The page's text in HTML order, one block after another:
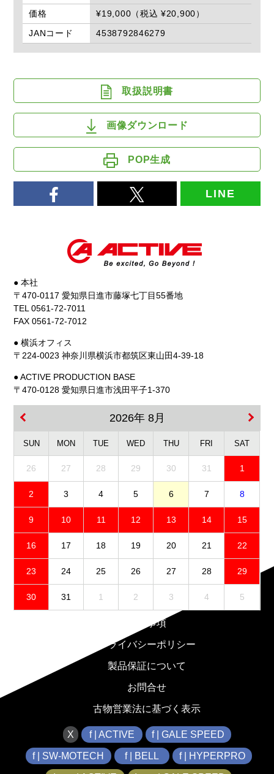
価格
¥19,000（税込 ¥20,900）
JANコード
4538792846279
取扱説明書
画像ダウンロード
POP生成
LINE
● 本社
〒470-0117 愛知県日進市藤塚七丁目55番地
TEL 0561-72-7011
FAX 0561-72-7012
● 横浜オフィス
〒224-0023 神奈川県横浜市都筑区東山田4-39-18
● ACTIVE PRODUCTION BASE
〒470-0128 愛知県日進市浅田平子1-370
2026年 8月
SUN MON TUE WED THU FRI SAT
26 27 28 29 30 31 1
2 3 4 5 6 7 8
9 10 11 12 13 14 15
16 17 18 19 20 21 22
23 24 25 26 27 28 29
30 31 1 2 3 4 5
免責事項
プライバシーポリシー
製品保証について
お問合せ
古物営業法に基づく表示
X f | ACTIVE f | GALE SPEED
f | SW-MOTECH f | BELL f | HYPERPRO